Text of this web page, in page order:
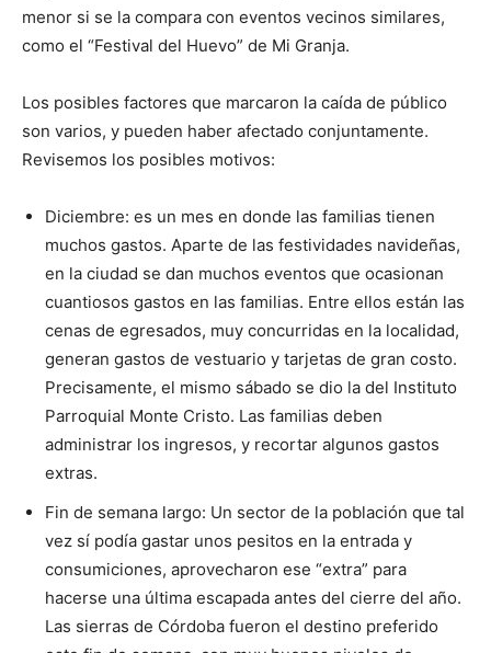
menor si se la compara con eventos vecinos similares,
como el “Festival del Huevo” de Mi Granja.
Los posibles factores que marcaron la caída de público
son varios, y pueden haber afectado conjuntamente.
Revisemos los posibles motivos:
Diciembre: es un mes en donde las familias tienen
muchos gastos. Aparte de las festividades navideñas,
en la ciudad se dan muchos eventos que ocasionan
cuantiosos gastos en las familias. Entre ellos están las
cenas de egresados, muy concurridas en la localidad,
generan gastos de vestuario y tarjetas de gran costo.
Precisamente, el mismo sábado se dio la del Instituto
Parroquial Monte Cristo. Las familias deben
administrar los ingresos, y recortar algunos gastos
extras.
Fin de semana largo: Un sector de la población que tal
vez sí podía gastar unos pesitos en la entrada y
consumiciones, aprovecharon ese “extra” para
hacerse una última escapada antes del cierre del año.
Las sierras de Córdoba fueron el destino preferido